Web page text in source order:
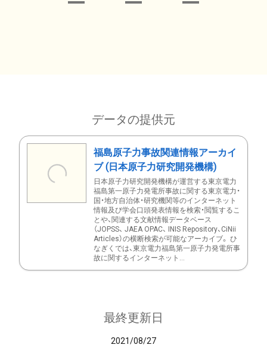
データの提供元
福島原子力事故関連情報アーカイ
ブ (日本原子力研究開発機構)
日本原子力研究開発機構が運営する東京電力
福島第一原子力発電所事故に関する東京電力・
国・地方自治体・研究機関等のインターネット
情報及び学会口頭発表情報を検索・閲覧するこ
とや、関連する文献情報データベース
（JOPSS、 JAEA OPAC、 INIS Repository、CiNii
Articles）の横断検索が可能なアーカイブ。 ひ
なぎくでは、東京電力福島第一原子力発電所事
故に関するインターネット...
最終更新日
2021/08/27